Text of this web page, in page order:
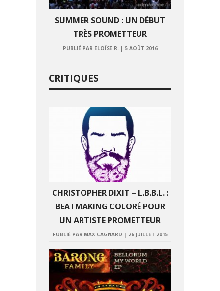
SUMMER SOUND : UN DÉBUT
TRÈS PROMETTEUR
PUBLIÉ PAR ELOÏSE R. | 5 AOÛT 2016
CRITIQUES
CHRISTOPHER DIXIT – L.B.B.L. :
BEATMAKING COLORÉ POUR
UN ARTISTE PROMETTEUR
PUBLIÉ PAR MAX CAGNARD | 26 JUILLET 2015